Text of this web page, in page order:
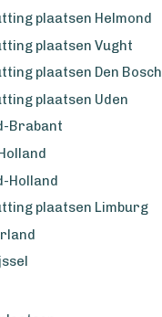
plaatsen Helmond
plaatsen Vught
plaatsen Den Bosch
plaatsen Uden
Brabant
Holland
plaatsen Limburg